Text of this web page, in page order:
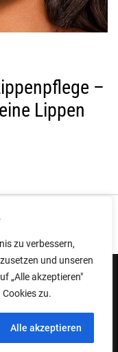
zu verbessern,
und unseren
„Alle akzeptieren"
zu.
Alle akzeptieren
–
Lippen
Team